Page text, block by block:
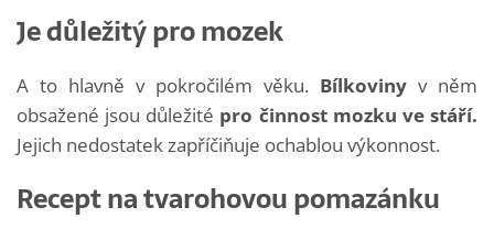
Je důležitý pro mozek
A to hlavně v pokročilém věku. Bílkoviny v něm
obsažené jsou důležité pro činnost mozku ve stáří.
Jejich nedostatek zapříčiňuje ochablou výkonnost.
Recept na tvarohovou pomazánku